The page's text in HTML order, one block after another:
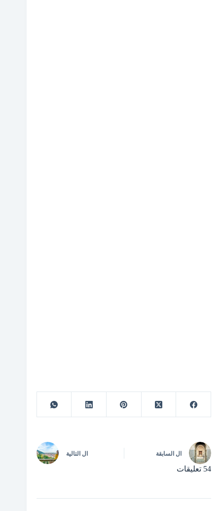
ال السابقة ال التالية
54 تعليقات